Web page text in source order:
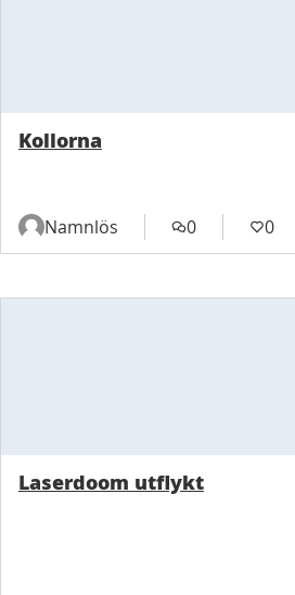
Kollorna
Namnlös 0 0
Laserdoom utflykt